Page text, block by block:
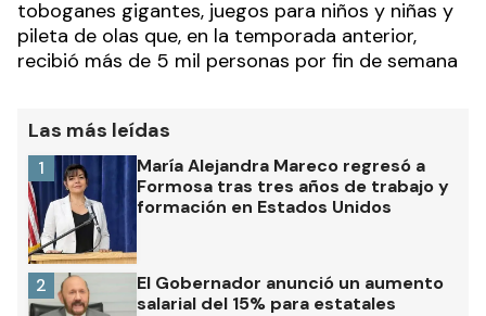
toboganes gigantes, juegos para niños y niñas y
pileta de olas que, en la temporada anterior,
recibió más de 5 mil personas por fin de semana
Las más leídas
María Alejandra Mareco regresó a
Formosa tras tres años de trabajo y
formación en Estados Unidos
1
El Gobernador anunció un aumento
salarial del 15% para estatales
2